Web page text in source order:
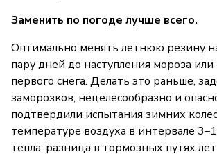
Заменить по погоде лучше всего.
Оптимально менять летнюю резину
пару дней до наступления мороза
первого снега. Делать это раньше,
заморозков, нецелесообразно и
подтвердили испытания зимних
температуре воздуха в интервале
тепла: разница в тормозных путях